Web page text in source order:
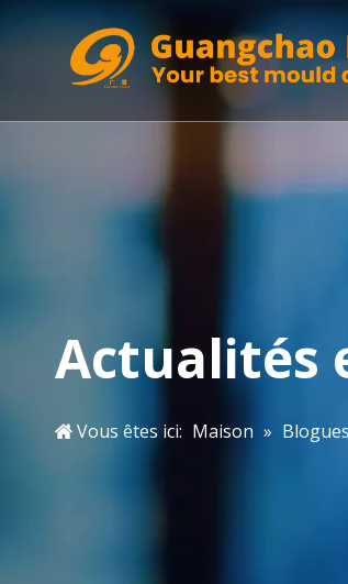
Actualités
Vous êtes ici: Maison » Blogues